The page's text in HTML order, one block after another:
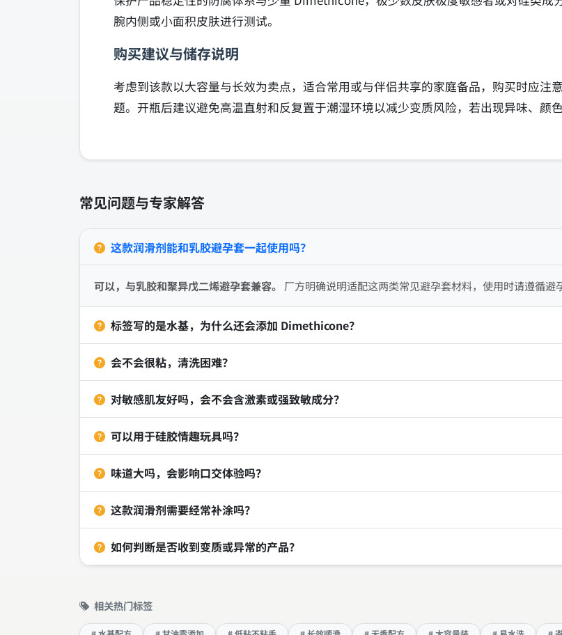
腕内侧或小面积皮肤进行测试。
购买建议与储存说明
考虑到该款以大容量与长效为卖点，适合常用或与伴侣共享的家庭备品，购买时应注
题。开瓶后建议避免高温直射和反复置于潮湿环境以减少变质风险，若出现异味、颜
常见问题与专家解答
这款润滑剂能和乳胶避孕套一起使用吗？
可以，与乳胶和聚异戊二烯避孕套兼容。 厂方明确说明适配这两类常见避孕套材料，使用时请遵循避
标签写的是水基，为什么还会添加 Dimethicone？
会不会很粘，清洗困难？
对敏感肌友好吗，会不会含激素或强致敏成分？
可以用于硅胶情趣玩具吗？
味道大吗，会影响口交体验吗？
这款润滑剂需要经常补涂吗？
如何判断是否收到变质或异常的产品？
相关热门标签